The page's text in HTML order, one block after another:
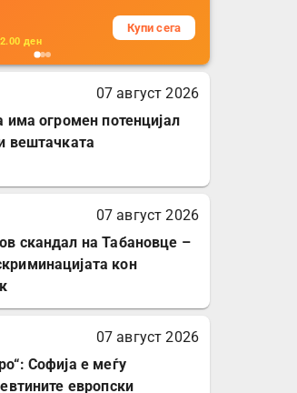
за заштита на
без батерија, за
телефони,
за заштита на
ден
Купи сега
07 август 2026
има огромен потенцијал
вештачката
07 август 2026
скандал на Табановце –
кон
07 август 2026
Софија е меѓу
европски